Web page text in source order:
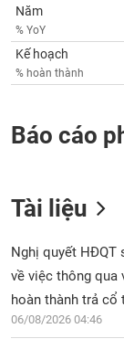
Năm
% YoY
Kế hoạch
% hoàn thành
Báo cáo
Tài liệu
Nghị quyết HĐQT
về việc thông qua
hoàn thành trả cổ
06/08/2026 04:46